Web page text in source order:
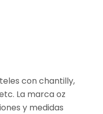
con chantilly,
La marca oz
y medidas